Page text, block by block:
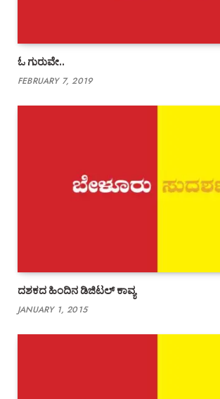
ಓ ಗುರುವೇ..
FEBRUARY 7, 2019
ದಶಕದ ಹಿಂದಿನ ಡಿಜಿಟಲ್ ಕಾವ್ಯ
JANUARY 1, 2015